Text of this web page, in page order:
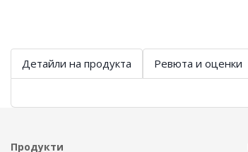
Детайли на продукта Ревюта и оценки
Продукти